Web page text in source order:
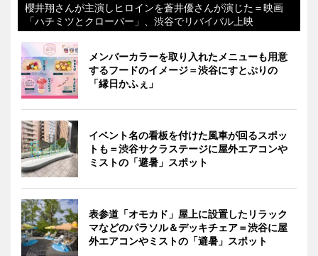
櫻井翔さんが主演しヒロインを蒼井優さんが演じた＝映画
「ハチミツとクローバー」、渋谷でリバイバル上映
メンバーカラーを取り入れたメニューも用意
するフードのイメージ＝渋谷にすとぷりの
「縁日かふぇ」
イベント名の看板を付けた風車が回るスポッ
トも＝渋谷サクラステージに屋外エアコンや
ミストの「避暑」スポット
表参道「オモカド」屋上に設置したリラック
マなどのパラソル＆デッキチェア＝渋谷に屋
外エアコンやミストの「避暑」スポット